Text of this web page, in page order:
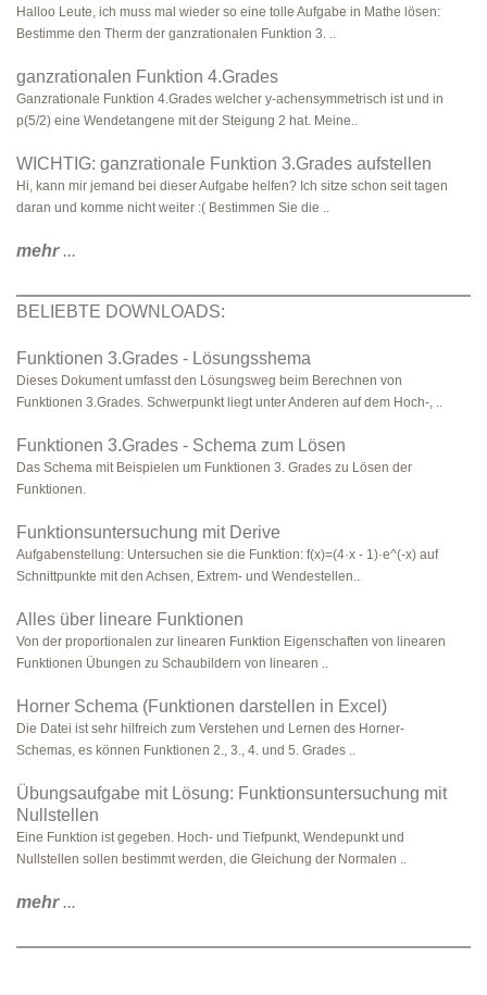
Halloo Leute, ich muss mal wieder so eine tolle Aufgabe in Mathe lösen:
Bestimme den Therm der ganzrationalen Funktion 3. ..
ganzrationalen Funktion 4.Grades
Ganzrationale Funktion 4.Grades welcher y-achensymmetrisch ist und in
p(5/2) eine Wendetangene mit der Steigung 2 hat. Meine..
WICHTIG: ganzrationale Funktion 3.Grades aufstellen
Hi, kann mir jemand bei dieser Aufgabe helfen? Ich sitze schon seit tagen
daran und komme nicht weiter :( Bestimmen Sie die ..
mehr...
BELIEBTE DOWNLOADS:
Funktionen 3.Grades - Lösungsshema
Dieses Dokument umfasst den Lösungsweg beim Berechnen von
Funktionen 3.Grades. Schwerpunkt liegt unter Anderen auf dem Hoch-, ..
Funktionen 3.Grades - Schema zum Lösen
Das Schema mit Beispielen um Funktionen 3. Grades zu Lösen der
Funktionen.
Funktionsuntersuchung mit Derive
Aufgabenstellung: Untersuchen sie die Funktion: f(x)=(4·x - 1)·e^(-x) auf
Schnittpunkte mit den Achsen, Extrem- und Wendestellen..
Alles über lineare Funktionen
Von der proportionalen zur linearen Funktion Eigenschaften von linearen
Funktionen Übungen zu Schaubildern von linearen ..
Horner Schema (Funktionen darstellen in Excel)
Die Datei ist sehr hilfreich zum Verstehen und Lernen des Horner-
Schemas, es können Funktionen 2., 3., 4. und 5. Grades ..
Übungsaufgabe mit Lösung: Funktionsuntersuchung mit
Nullstellen
Eine Funktion ist gegeben. Hoch- und Tiefpunkt, Wendepunkt und
Nullstellen sollen bestimmt werden, die Gleichung der Normalen ..
mehr...